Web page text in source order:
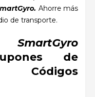
Ahorre más
de transporte.
SmartGyro
de
Códigos